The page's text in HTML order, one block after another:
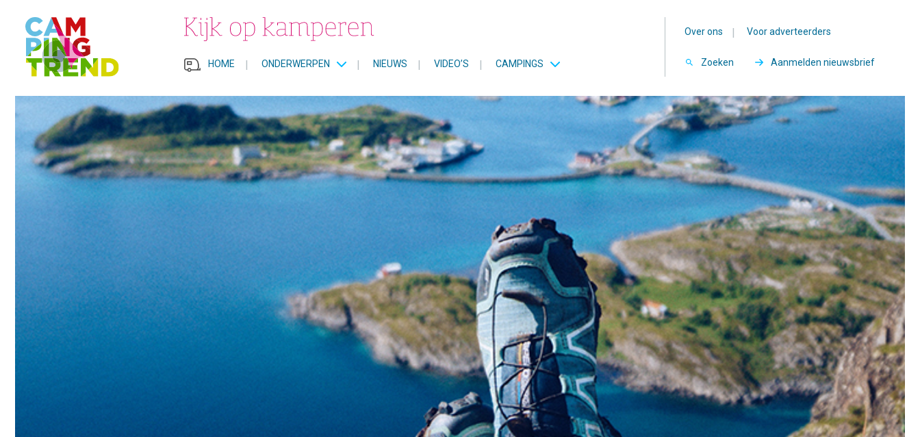
HOME | ONDERWERPEN | NIEUWS | VIDEO’S | CAMPINGS
Over ons | Voor adverteerders
Zoeken Aanmelden nieuwsbrief